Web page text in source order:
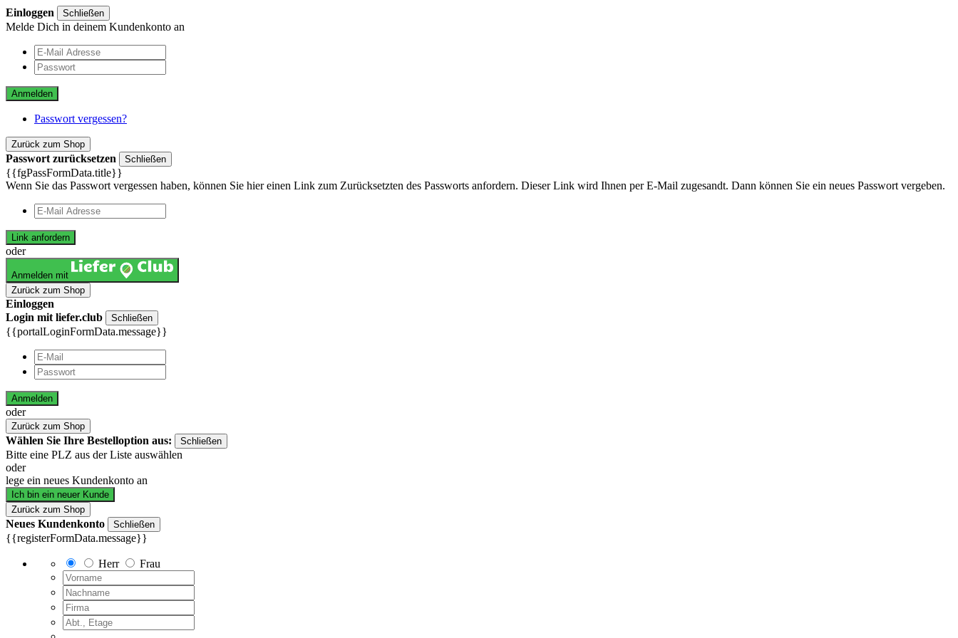
Einloggen Schließen
Melde Dich in deinem Kundenkonto an
Anmelden
Passwort vergessen?
Zurück zum Shop
Passwort zurücksetzen Schließen
{{fgPassFormData.title}}
Wenn Sie das Passwort vergessen haben, können Sie hier einen Link zum Zurücksetzten des Passworts anfordern. Dieser Link wird Ihnen per E-Mail zugesandt. Dann können Sie ein neues Passwort vergeben.
Link anfordern
oder
Anmelden mit
Zurück zum Shop
Einloggen
Login mit liefer.club
Schließen
{{portalLoginFormData.message}}
Anmelden
oder
Zurück zum Shop
Wählen Sie Ihre Bestelloption aus: Schließen
Bitte eine PLZ aus der Liste auswählen
oder
lege ein neues Kundenkonto an
Ich bin ein neuer Kunde
Zurück zum Shop
Neues Kundenkonto Schließen
{{registerFormData.message}}
Herr Frau